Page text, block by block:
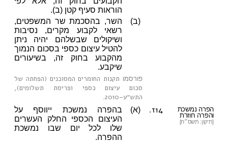
הוראות סעיף קטן (ב).
(ב)
השר, בהסכמת שר המשפטים,
רשאי לקבוע מקרים, נסיבות
ושיקולים שבשלהם יהיה ניתן
להטיל עיצום כספי בסכום הנמוך
מהקבוע בחוק זה, בשיעורים
שיקבע.
פורסמו תקנות החומרים המסוכנים (הפחתה של
סכום עיצום כספי ופריסת תשלומים),
התש״ע–2010
14ז.
הפרה נמשכת
והפרה חוזרת
[תיקון: תשס״ח]
(א)
בהפרה נמשכת ייווסף על
העיצום הכספי החלק העשרים
שלו לכל יום שבו נמשכת
ההפרה.